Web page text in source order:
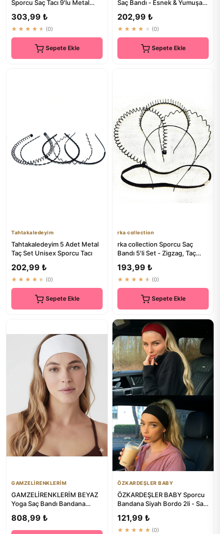
Sporcu Saç Tacı 9'lu Metal
303,99 ₺
★★★★★ (0)
Sepete Ekle
Saç Bandı - Esnek & Yumuşak
202,99 ₺
★★★★★ (0)
Sepete Ekle
Tahtakaledeyim
Tahtakaledeyim 5 Adet Metal
Taç Set Unisex Sporcu Tacı
202,99 ₺
★★★★★ (0)
Sepete Ekle
rka collection
rka collection Sporcu Saç
Bandı 5'li Set - Zigzag, Taç
193,99 ₺
★★★★★ (0)
Sepete Ekle
GAMZELİRENKLERİM
GAMZELİRENKLERİM BEYAZ
Yoga Saç Bandı Bandana
808,99 ₺
ÖZKARDEŞLER BABY
ÖZKARDEŞLER BABY Sporcu
Bandana Siyah Bordo 2li - Saç
121,99 ₺
★★★★★ (0)